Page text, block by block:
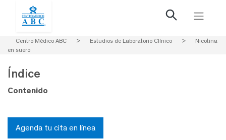
Centro Médico ABC > Estudios de Laboratorio Clínico >
Nicotina
en suero
Índice
Contenido
Agenda tu cita en línea